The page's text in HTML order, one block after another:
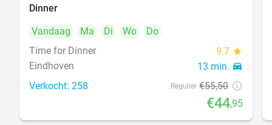
Dinner
Vandaag
Ma Di Wo
Do
Time for Dinner
9.7 star
Eindhoven 13 min. directions_car
Verkocht: 258 Regulier €55,50
€44,95